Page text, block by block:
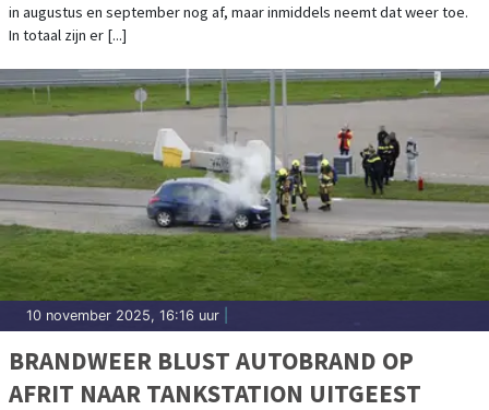
in augustus en september nog af, maar inmiddels neemt dat weer toe.
In totaal zijn er [...]
10 november 2025, 16:16 uur
BRANDWEER BLUST AUTOBRAND OP
AFRIT NAAR TANKSTATION UITGEEST